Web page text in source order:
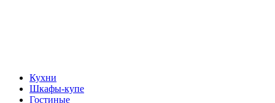
Кухни
Шкафы-купе
Гостиные